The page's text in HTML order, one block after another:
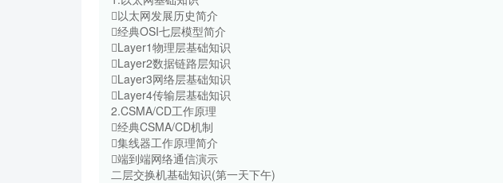
以太网发展历史简介
经典OSI七层模型简介
Layer1物理层基础知识
Layer2数据链路层知识
Layer3网络层基础知识
Layer4传输层基础知识
2.CSMA/CD工作原理
经典CSMA/CD机制
集线器工作原理简介
端到端网络通信演示
二层交换机基础知识(第一天下午)